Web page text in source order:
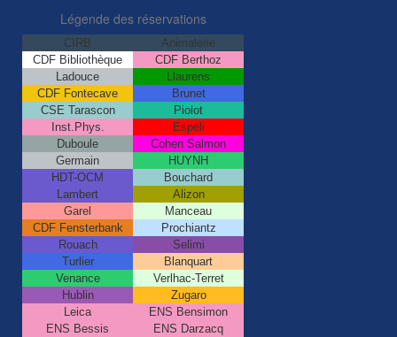
Légende des réservations
CIRB
Animalerie
CDF Bibliothèque
CDF Berthoz
Ladouce
Llaurens
CDF Fontecave
Brunet
CSE Tarascon
Piolot
Inst.Phys.
Espeli
Duboule
Cohen Salmon
Germain
HUYNH
HDT-OCM
Bouchard
Lambert
Alizon
Garel
Manceau
CDF Fensterbank
Prochiantz
Rouach
Selimi
Turlier
Blanquart
Venance
Verlhac-Terret
Hublin
Zugaro
Leica
ENS Bensimon
ENS Bessis
ENS Darzacq